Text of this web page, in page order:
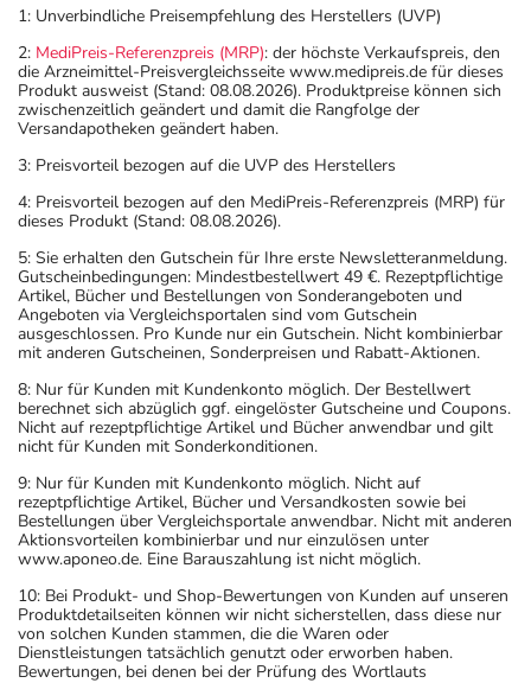
1: Unverbindliche Preisempfehlung des Herstellers (UVP)
2: MediPreis-Referenzpreis (MRP): der höchste Verkaufspreis, den
die Arzneimittel-Preisvergleichsseite www.medipreis.de für dieses
Produkt ausweist (Stand: 08.08.2026). Produktpreise können sich
zwischenzeitlich geändert und damit die Rangfolge der
Versandapotheken geändert haben.
3: Preisvorteil bezogen auf die UVP des Herstellers
4: Preisvorteil bezogen auf den MediPreis-Referenzpreis (MRP) für
dieses Produkt (Stand: 08.08.2026).
5: Sie erhalten den Gutschein für Ihre erste Newsletteranmeldung.
Gutscheinbedingungen: Mindestbestellwert 49 €. Rezeptpflichtige
Artikel, Bücher und Bestellungen von Sonderangeboten und
Angeboten via Vergleichsportalen sind vom Gutschein
ausgeschlossen. Pro Kunde nur ein Gutschein. Nicht kombinierbar
mit anderen Gutscheinen, Sonderpreisen und Rabatt-Aktionen.
8: Nur für Kunden mit Kundenkonto möglich. Der Bestellwert
berechnet sich abzüglich ggf. eingelöster Gutscheine und Coupons.
Nicht auf rezeptpflichtige Artikel und Bücher anwendbar und gilt
nicht für Kunden mit Sonderkonditionen.
9: Nur für Kunden mit Kundenkonto möglich. Nicht auf
rezeptpflichtige Artikel, Bücher und Versandkosten sowie bei
Bestellungen über Vergleichsportale anwendbar. Nicht mit anderen
Aktionsvorteilen kombinierbar und nur einzulösen unter
www.aponeo.de. Eine Barauszahlung ist nicht möglich.
10: Bei Produkt- und Shop-Bewertungen von Kunden auf unseren
Produktdetailseiten können wir nicht sicherstellen, dass diese nur
von solchen Kunden stammen, die die Waren oder
Dienstleistungen tatsächlich genutzt oder erworben haben.
Bewertungen, bei denen bei der Prüfung des Wortlauts